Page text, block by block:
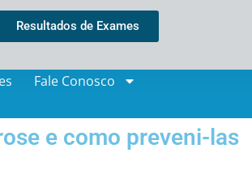
Resultados de Exames
Fale Conosco
e como preveni-las